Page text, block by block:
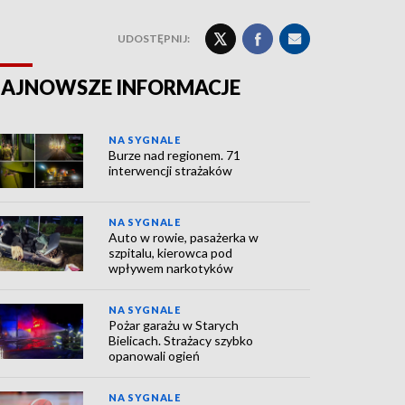
UDOSTĘPNIJ:
INFORMACJE
NA SYGNALE
Burze nad regionem. 71
interwencji strażaków
NA SYGNALE
Auto w rowie, pasażerka w
szpitalu, kierowca pod
wpływem narkotyków
NA SYGNALE
Pożar garażu w Starych
Bielicach. Strażacy szybko
opanowali ogień
NA SYGNALE